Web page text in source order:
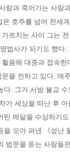
람과 죽어가는 사람
은 호주를 넘어 전
르치는 사이 그는
법사가 되기도 했
용해 대중과 접속
을 전하고 있다. 매
다. 그가 서방 불교
가 세상을 떠난 후
틴 메달을 수상하기
을 모아 펴낸 《성난
법문을 듣는 사람들